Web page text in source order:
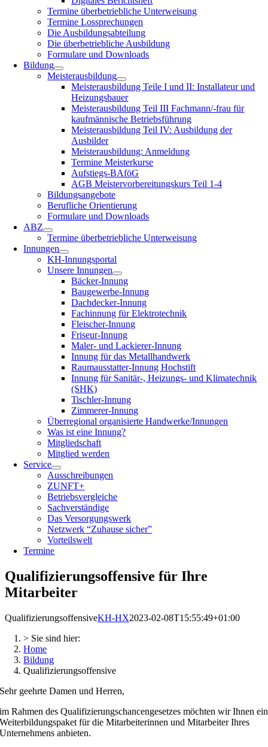
Termine überbetriebliche Unterweisung
Termine Lossprechungen
Die Ausbildungsabteilung
Die überbetriebliche Ausbildung
Formulare und Downloads
Bildung
Meisterausbildung
Meisterausbildung Teile I und II: Installateur und
Heizungsbauer
Meisterausbildung Teil III Fachmann/-frau für
kaufmännische Betriebsführung
Meisterausbildung Teil IV: Ausbildung der
Ausbilder
Meisterausbildung: Anmeldung
Termine Meisterkurse
Aufstiegs-BAföG
AGB Meistervorbereitungskurs Teil 1-4
Bildungsangebote
Berufliche Orientierung
Formulare und Downloads
ABZ
Termine überbetriebliche Unterweisung
Innungen
KH-Innungsportal
Unsere Innungen
Bäcker-Innung
Baugewerbe-Innung
Dachdecker-Innung
Fachinnung für Elektrotechnik
Fleischer-Innung
Friseur-Innung
Maler- und Lackierer-Innung
Innung für das Metallhandwerk
Raumausstatter-Innung Hochstift
Innung für Sanitär-, Heizungs- und Klimatechnik
(SHK)
Tischler-Innung
Zimmerer-Innung
Überregional organisierte Handwerke/Innungen
Was ist eine Innung?
Mitgliedschaft
Mitglied werden
Service
Ausschreibungen
ZUNFT+
Betriebsvergleiche
Sachverständige
Das Versorgungswerk
Netzwerk “Zuhause sicher”
Vorteilswelt
Termine
Qualifizierungsoffensive für Ihre
Mitarbeiter
QualifizierungsoffensiveKH-HX2023-02-08T15:55:49+01:00
> Sie sind hier:
Home
Bildung
Qualifizierungsoffensive
Sehr geehrte Damen und Herren,
im Rahmen des Qualifizierungschancengesetzes möchten wir Ihnen ein
Weiterbildungspaket für die Mitarbeiterinnen und Mitarbeiter Ihres
Unternehmens anbieten.